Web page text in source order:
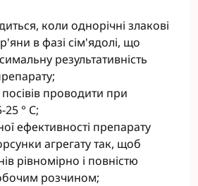
коли однорічні злакові
в фазі сім'ядолі, що
результативність
проводити при
25 ° С;
ефективності препарату
агрегату так, щоб
рівномірно і повністю
розчином;